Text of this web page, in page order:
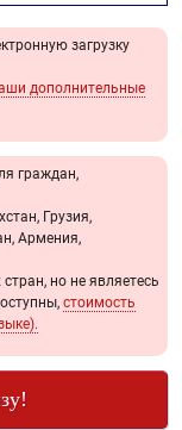
загрузку
дополнительные
граждан,
Грузия,
Армения,
но не являетесь
стоимость